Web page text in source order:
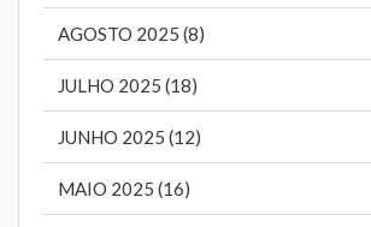
AGOSTO 2025 (8)
JULHO 2025 (18)
JUNHO 2025 (12)
MAIO 2025 (16)